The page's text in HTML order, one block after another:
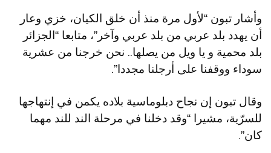
وأشار تبون “لأول مرة منذ أن خلق الكيان، خزي وعار
أن يهدد بلد عربي من بلد عربي وآخر”، متابعا “الجزائر
بلد محمية و يا ويل من يصلها.. نحن خرجنا من عشرية
سوداء ووقفنا على أرجلنا مجددا”.
وقال تبون إن نجاح دبلوماسية بلاده يكمن في إنتهاجها
للسرّية، مشيرا “وقد دخلنا في مرحلة الند للند مهما
كان”.